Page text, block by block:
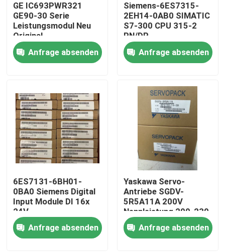
Über uns
Fabrik-Ausflug
Treten Sie mit uns in Verbindung
Fordern Sie ein Zitat
Industrieller Servomotor
Industrielle Servo-Antriebe
GE IC693PWR321
GE90-30 Serie
Leistungsmodul Neu
Original
Anfrage absenden
Siemens-6ES7315-
2EH14-0AB0 SIMATIC
S7-300 CPU 315-2
PN/DP
Anfrage absenden
6ES7131-6BH01-
0BA0 Siemens Digital
Input Module DI 16x
24V
Gleichspannungsstandard
Anfrage absenden
Yaskawa Servo-
Antriebe SGDV-
5R5A11A 200V
Nennleistung 200-230
VAC, 60 Hz Eingang
Anfrage absenden